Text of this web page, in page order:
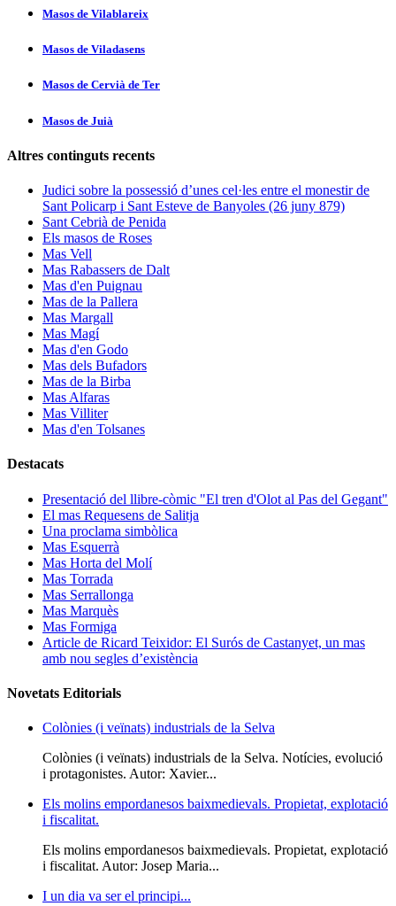
Masos de Vilablareix
Masos de Viladasens
Masos de Cervià de Ter
Masos de Juià
Altres continguts recents
Judici sobre la possessió d’unes cel·les entre el monestir de
Sant Policarp i Sant Esteve de Banyoles (26 juny 879)
Sant Cebrià de Penida
Els masos de Roses
Mas Vell
Mas Rabassers de Dalt
Mas d'en Puignau
Mas de la Pallera
Mas Margall
Mas Magí
Mas d'en Godo
Mas dels Bufadors
Mas de la Birba
Mas Alfaras
Mas Villiter
Mas d'en Tolsanes
Destacats
Presentació del llibre-còmic "El tren d'Olot al Pas del Gegant"
El mas Requesens de Salitja
Una proclama simbòlica
Mas Esquerrà
Mas Horta del Molí
Mas Torrada
Mas Serrallonga
Mas Marquès
Mas Formiga
Article de Ricard Teixidor: El Surós de Castanyet, un mas
amb nou segles d’existència
Novetats Editorials
Colònies (i veïnats) industrials de la Selva
Colònies (i veïnats) industrials de la Selva. Notícies, evolució
i protagonistes. Autor: Xavier...
Els molins empordanesos baixmedievals. Propietat, explotació
i fiscalitat.
Els molins empordanesos baixmedievals. Propietat, explotació
i fiscalitat. Autor: Josep Maria...
I un dia va ser el principi...